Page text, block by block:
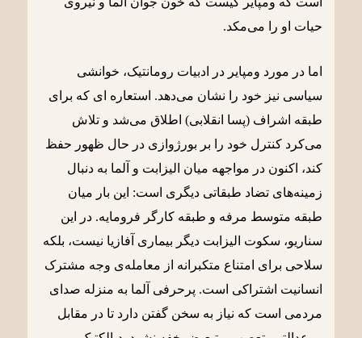
حیات او را می‌مکد.
اما در مورد ومپایر در ادبیات رومانتیک، خوانشی
سیاسی نیز خود را نشان می‌دهد. استعاره ای که برای
طبقه اشراف (پسا انقلابی) اطلاق می‌شد و تلاش
می‌کرد کنترل خود را بر بورژوازی در حال ظهور حفظ
کند، اکنون در مواجهه میان الیزابت و آلما به دنبال
زمینه‌های تضاد طبقاتی دیگری است: این بار میان
طبقه متوسط مرفه و طبقه کارگر فرومایه. در این
سناریو، سکوت الیزابت دیگر بیماری آفازیا نیست، بلکه
سلاحی برای امتناع متکبرانه از معامله‌ی وجه مشترک
انسانیت اشتراکی است. پرحرفی آلما به منزله صدای
مردمی است که نیاز به سخن گفتن دارد تا در مقابل